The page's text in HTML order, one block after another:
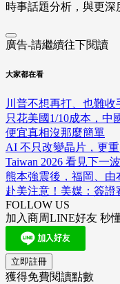
時事話題分析，與更深
廣告-請繼續往下閱讀
大家都在看
川普不想再打、也難
只花美國1/10成本，中
便宜真相沒那麼簡單
AI 不只改變晶片，更
Taiwan 2026 看見下一
熊本強震後，福岡、
赴美注意！美媒：簽
FOLLOW US
加入商周LINE好友 秒
立即註冊
獲得免費閱讀點數